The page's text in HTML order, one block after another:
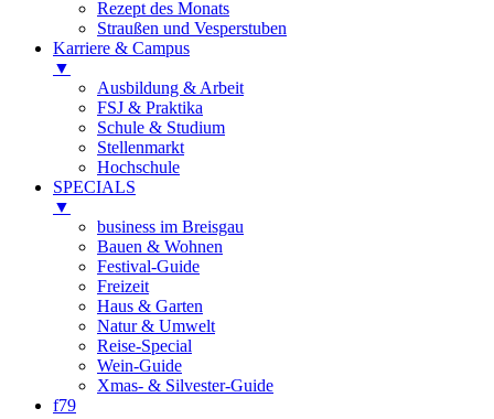
Rezept des Monats
Straußen und Vesperstuben
Karriere & Campus
▼
Ausbildung & Arbeit
FSJ & Praktika
Schule & Studium
Stellenmarkt
Hochschule
SPECIALS
▼
business im Breisgau
Bauen & Wohnen
Festival-Guide
Freizeit
Haus & Garten
Natur & Umwelt
Reise-Special
Wein-Guide
Xmas- & Silvester-Guide
f79